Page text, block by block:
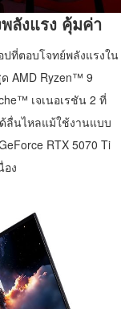
ลังแรง คุ้มค่า
ปที่ตอบโจทย์พลังแรงใน
AMD Ryzen™ 9
เจเนอเรชัน 2 ที่
ลื่นไหลแม้ใช้งานแบบ
RTX 5070 Ti
อง